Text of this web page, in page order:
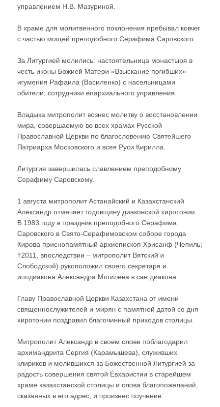
управлением Н.В. Мазуриной.
В храме для молитвенного поклонения пребывал ковчег
с частью мощей преподобного Серафима Саровского.
За Литургией молились: настоятельница монастыря в
честь иконы Божией Матери «Взыскание погибших»
игумения Рафаила (Василенко) с насельницами
обители; сотрудники епархиального управления.
Владыка митрополит вознес молитву о восстановлении
мира, совершаемую во всех храмах Русской
Православной Церкви по благословению Святейшего
Патриарха Московского и всея Руси Кирилла.
Литургия завершилась славлением преподобному
Серафиму Саровскому.
1 августа митрополит Астанайский и Казахстанский
Александр отмечает годовщину диаконской хиротонии.
В 1983 году в праздник преподобного Серафима
Саровского в Свято-Серафимовском соборе города
Кирова приснопамятный архиепископ Хрисанф (Чепиль;
†2011, впоследствии – митрополит Вятский и
Слободской) рукоположил своего секретаря и
иподиакона Александра Могилева в сан диакона.
Главу Православной Церкви Казахстана от имени
священнослужителей и мирян с памятной датой со дня
хиротонии поздравил благочинный приходов столицы.
Митрополит Александр в своем слове поблагодарил
архимандрита Сергия (Карамышева), служивших
клириков и молившихся за Божественной Литургией за
радость совершения святой Евхаристии в старейшем
храме казахстанской столицы и слова благопожеланий,
сказанных в его адрес, и произнес поучение.